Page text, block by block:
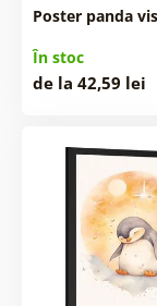
Poster panda
În stoc
de la 42,59 lei